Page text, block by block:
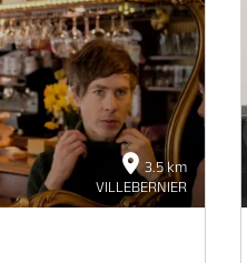
3.5 km
VILLEBERNIER